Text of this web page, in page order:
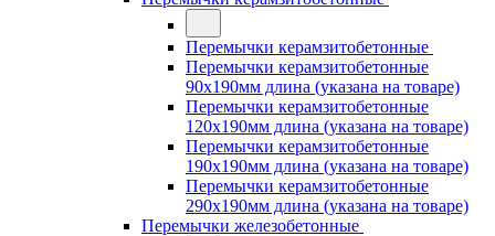
Перемычки керамзитобетонные
Перемычки керамзитобетонные
90x190мм длина (указана на товаре)
Перемычки керамзитобетонные
120x190мм длина (указана на товаре)
Перемычки керамзитобетонные
190x190мм длина (указана на товаре)
Перемычки керамзитобетонные
290x190мм длина (указана на товаре)
Перемычки железобетонные